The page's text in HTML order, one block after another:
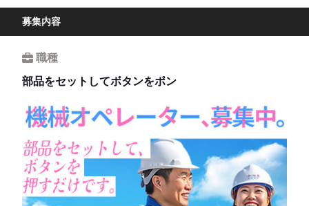
募集内容
職種
部品をセットしてボタンをポン